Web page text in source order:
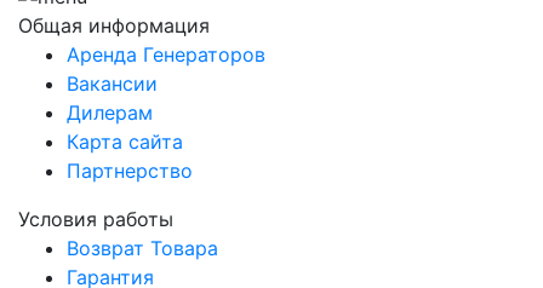
Общая информация
Аренда Генераторов
Вакансии
Дилерам
Карта сайта
Партнерство
Условия работы
Возврат Товара
Гарантия